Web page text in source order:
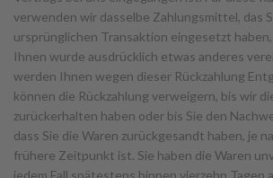
verwenden wir dasselbe Zahlungsmittel, das
ursprünglichen Transaktion eingesetzt
Ihnen wurde ausdrücklich etwas anderes
werden Ihnen wegen dieser Rückzahlung
können die Rückzahlung verweigern, bis wir
zurückerhalten haben oder bis Sie den
dass Sie die Waren zurückgesandt haben, je
frühere Zeitpunkt ist. Sie haben die Waren
jedem Fall spätestens binnen vierzehn Tagen